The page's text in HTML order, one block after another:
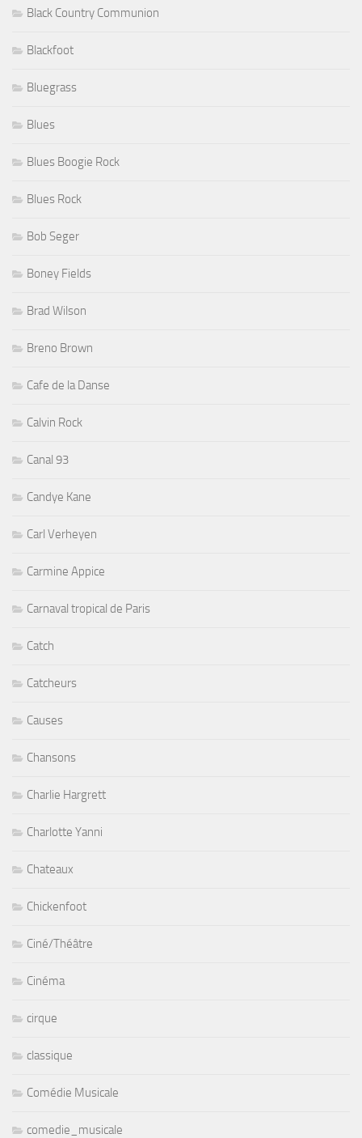
Black Country Communion
Blackfoot
Bluegrass
Blues
Blues Boogie Rock
Blues Rock
Bob Seger
Boney Fields
Brad Wilson
Breno Brown
Cafe de la Danse
Calvin Rock
Canal 93
Candye Kane
Carl Verheyen
Carmine Appice
Carnaval tropical de Paris
Catch
Catcheurs
Causes
Chansons
Charlie Hargrett
Charlotte Yanni
Chateaux
Chickenfoot
Ciné/Théâtre
Cinéma
cirque
classique
Comédie Musicale
comedie_musicale